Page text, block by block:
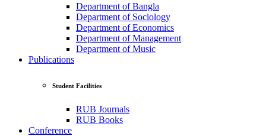
Department of Bangla
Department of Sociology
Department of Economics
Department of Management
Department of Music
Publications
Student Facilities
RUB Journals
RUB Books
Conference